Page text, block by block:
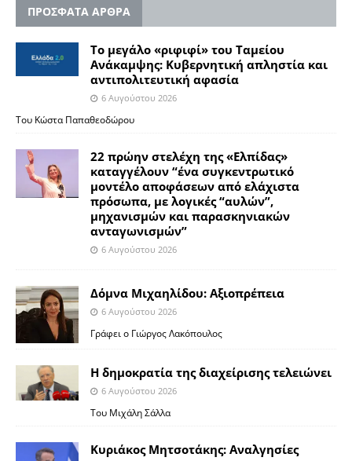
ΠΡΟΣΦΑΤΑ ΑΡΘΡΑ
Το μεγάλο «ριφιφί» του Ταμείου
Ανάκαμψης: Κυβερνητική απληστία και
αντιπολιτευτική αφασία
6 Αυγούστου 2026
Του Κώστα Παπαθεοδώρου
22 πρώην στελέχη της «Ελπίδας»
καταγγέλουν “ένα συγκεντρωτικό
μοντέλο αποφάσεων από ελάχιστα
πρόσωπα, με λογικές “αυλών”,
μηχανισμών και παρασκηνιακών
ανταγωνισμών”
6 Αυγούστου 2026
Δόμνα Μιχαηλίδου: Αξιοπρέπεια
6 Αυγούστου 2026
Γράφει ο Γιώργος Λακόπουλος
Η δημοκρατία της διαχείρισης τελειώνει
6 Αυγούστου 2026
Του Μιχάλη Σάλλα
Κυριάκος Μητσοτάκης: Αναλγησίες